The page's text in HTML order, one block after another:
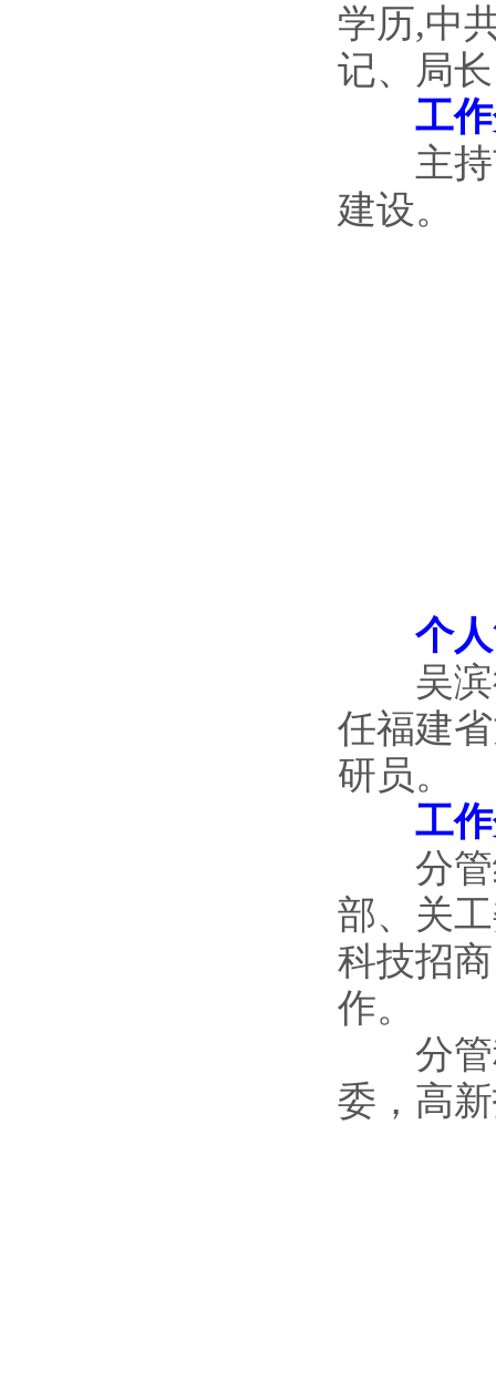
学历,中
记、局
工
主持市
建设。
个
吴滨德
任福建
研员。
工
分管组
部、关
科技招
作。
分管科
委，高